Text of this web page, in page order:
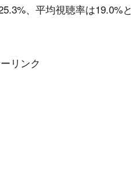
、平均視聴率は19.0%
リンク